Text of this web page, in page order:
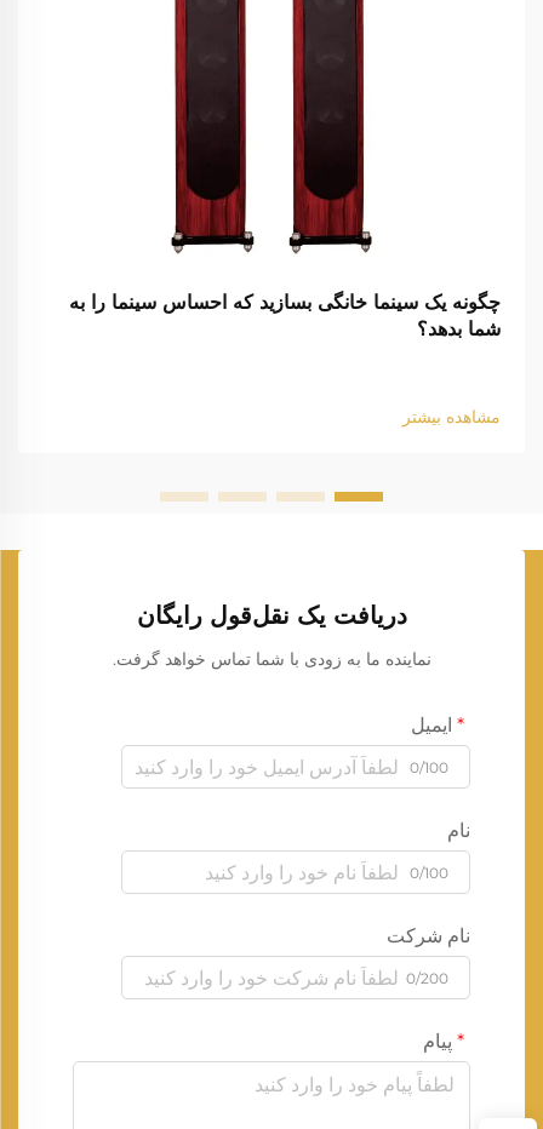
چگونه یک سینما خانگی بسازید که احساس سینما را به
شما بدهد؟
مشاهده بیشتر
دریافت یک نقل‌قول رایگان
نماینده ما به زودی با شما تماس خواهد گرفت.
ایمیل
0/100
نام
0/100
نام شرکت
0/200
پیام